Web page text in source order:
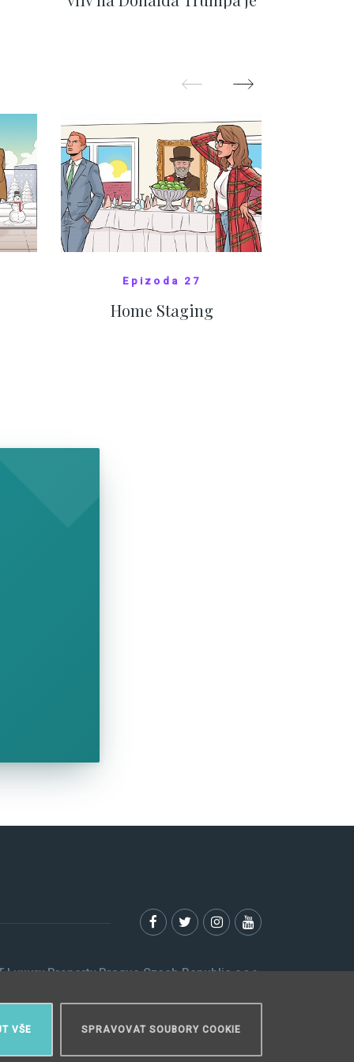
Epizoda 27
Home Staging
Luxury Property Prague Czech Republic s.r.o.
VŠE SPRAVOVAT SOUBORY COOKIE